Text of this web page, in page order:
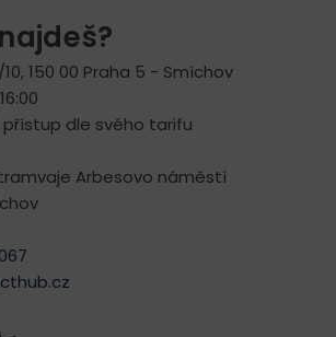
150 00 Praha 5 - Smíchov
dle svého tarifu
Arbesovo náměstí